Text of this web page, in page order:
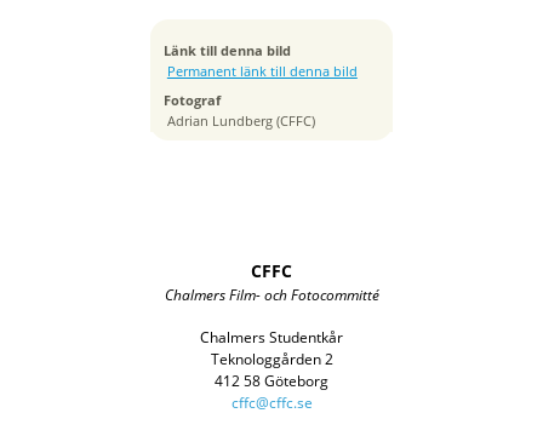
Länk till denna bild
Permanent länk till denna bild
Fotograf
Adrian Lundberg (CFFC)
ISO
5000
Brännvidd
70 mm
CFFC
Chalmers Film- och Fotocommitté
Chalmers Studentkår
Teknologgården 2
412 58 Göteborg
cffc@cffc.se